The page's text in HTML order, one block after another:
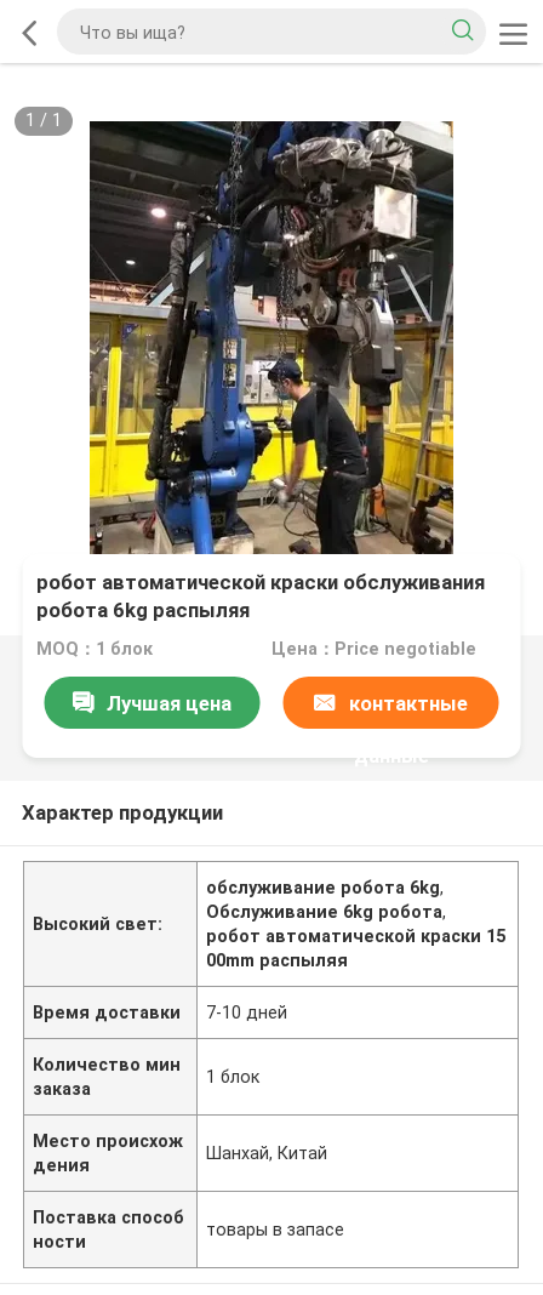
1 / 1
робот автоматической краски обслуживания
робота 6kg распыляя
MOQ：1 блок Цена：Price negotiable
Лучшая цена контактные
данные
Характер продукции
Высокий свет:
обслуживание робота 6kg,
Обслуживание 6kg робота,
робот автоматической краски 15
00mm распыляя
Время доставки 7-10 дней
Количество мин
заказа
1 блок
Место происхож
дения
Шанхай, Китай
Поставка способ
ности
товары в запасе